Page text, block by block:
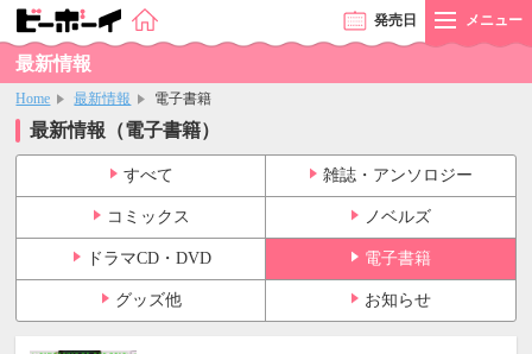
発売日 メニュー
最新情報
Home 最新情報 電子書籍
最新情報（電子書籍）
すべて 雑誌・アンソロジー
コミックス ノベルズ
ドラマCD・DVD 電子書籍
グッズ他 お知らせ